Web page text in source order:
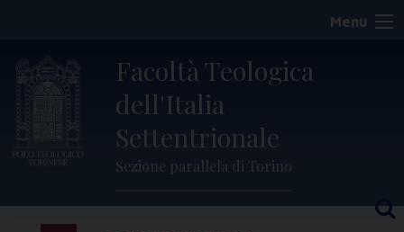
content
Menu
Facoltà Teologica
dell'Italia
Settentrionale
Sezione parallela di Torino